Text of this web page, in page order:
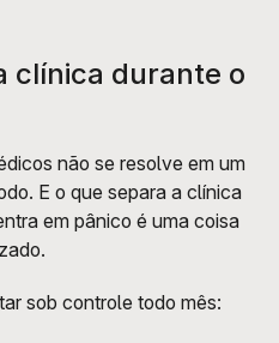
clínica durante o
não se resolve em um
E o que separa a clínica
em pânico é uma coisa
sob controle todo mês: